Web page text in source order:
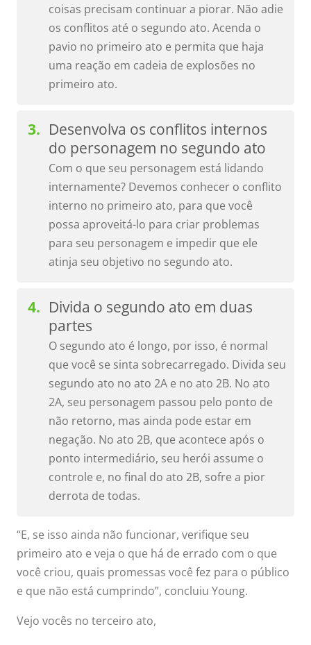
coisas precisam continuar a piorar. Não adie
os conflitos até o segundo ato. Acenda o
pavio no primeiro ato e permita que haja
uma reação em cadeia de explosões no
primeiro ato.
Desenvolva os conflitos internos
do personagem no segundo ato
Com o que seu personagem está lidando
internamente? Devemos conhecer o conflito
interno no primeiro ato, para que você
possa aproveitá-lo para criar problemas
para seu personagem e impedir que ele
atinja seu objetivo no segundo ato.
Divida o segundo ato em duas
partes
O segundo ato é longo, por isso, é normal
que você se sinta sobrecarregado. Divida seu
segundo ato no ato 2A e no ato 2B. No ato
2A, seu personagem passou pelo ponto de
não retorno, mas ainda pode estar em
negação. No ato 2B, que acontece após o
ponto intermediário, seu herói assume o
controle e, no final do ato 2B, sofre a pior
derrota de todas.
“E, se isso ainda não funcionar, verifique seu
primeiro ato e veja o que há de errado com o que
você criou, quais promessas você fez para o público
e que não está cumprindo”, concluiu Young.
Vejo vocês no terceiro ato,